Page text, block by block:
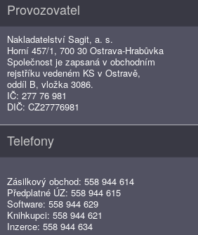
Provozovatel
Nakladatelství Sagit, a. s.
Horní 457/1, 700 30 Ostrava-Hrabůvka
Společnost je zapsaná v obchodním
rejstříku vedeném KS v Ostravě,
oddíl B, vložka 3086.
IČ: 277 76 981
DIČ: CZ27776981
Telefony
Zásilkový obchod: 558 944 614
Předplatné ÚZ: 558 944 615
Software: 558 944 629
Knihkupci: 558 944 621
Inzerce: 558 944 634